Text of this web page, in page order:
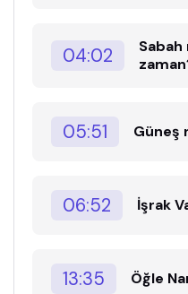
04:02
Sabah
05:51 Güneş
06:52 İşrak
13:35 Öğle